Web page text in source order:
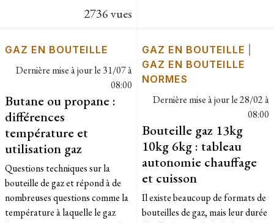
2736 vues
GAZ EN BOUTEILLE
Dernière mise à jour le 31/07 à
08:00
Butane ou propane :
différences
température et
utilisation gaz
Questions techniques sur la
bouteille de gaz et répond à de
nombreuses questions comme la
température à laquelle le gaz
GAZ EN BOUTEILLE
GAZ EN BOUTEILLE
NORMES
Dernière mise à jour le28/02 à
08:00
Bouteille gaz 13kg
10kg 6kg : tableau
autonomie chauffage
et cuisson
Il existe beaucoup de formats de
bouteilles de gaz, mais leur durée